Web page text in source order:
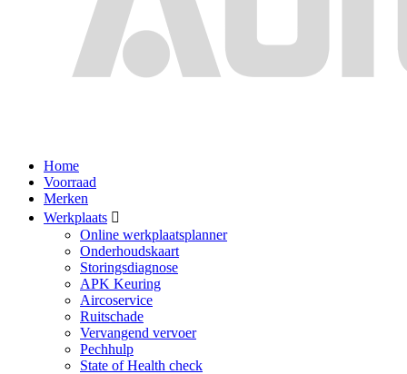
Home
Voorraad
Merken
Werkplaats
Online werkplaatsplanner
Onderhoudskaart
Storingsdiagnose
APK Keuring
Aircoservice
Ruitschade
Vervangend vervoer
Pechhulp
State of Health check